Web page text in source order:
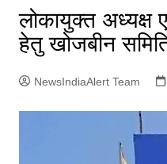
लोकायुक्त
हेतु खोजबीन
NewsIndiaAlert Team